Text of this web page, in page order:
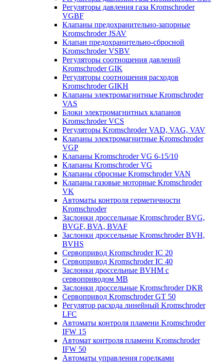
Регуляторы давления газа Kromschroder
VGBF
Клапаны предохранительно-запорные
Kromschroder JSAV
Клапан предохранительно-сбросной
Kromschroder VSBV
Регуляторы соотношения давлений
Kromschroder GIK
Регуляторы соотношения расходов
Kromschroder GIKH
Клапаны электромагнитные Kromschroder
VAS
Блоки электромагнитных клапанов
Kromschroder VCS
Регуляторы Kromschroder VAD, VAG, VAV
Клапаны электромагнитные Kromschroder
VGP
Клапаны Kromschroder VG 6-15/10
Клапаны Kromschroder VG
Клапаны сбросные Kromschroder VAN
Клапаны газовые моторные Kromschroder
VK
Автоматы контроля герметичности
Kromschroder
Заслонки дроссельные Kromschroder BVG,
BVGF, BVA, BVAF
Заслонки дроссельные Kromschroder BVH,
BVHS
Сервопривод Kromschroder IC 20
Сервопривод Kromschroder IC 40
Заслонки дроссельные BVHM с
сервоприводом МВ
Заслонки дроссельные Kromschroder DKR
Cервопривод Kromschroder GT 50
Регулятор расхода линейный Kromschroder
LFC
Автоматы контроля пламени Kromschroder
IFW 15
Автомат контроля пламени Kromschroder
IFW 50
Автоматы управления горелками